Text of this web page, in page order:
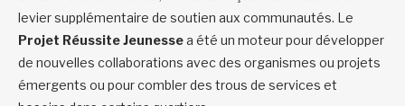
levier supplémentaire de soutien aux communautés. Le
Projet Réussite Jeunessea été un moteur pour développer
de nouvelles collaborations avec des organismes ou projets
émergents ou pour combler des trous de services et